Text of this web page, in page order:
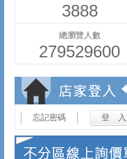
3888
總瀏覽人數
279529600
忘記密碼